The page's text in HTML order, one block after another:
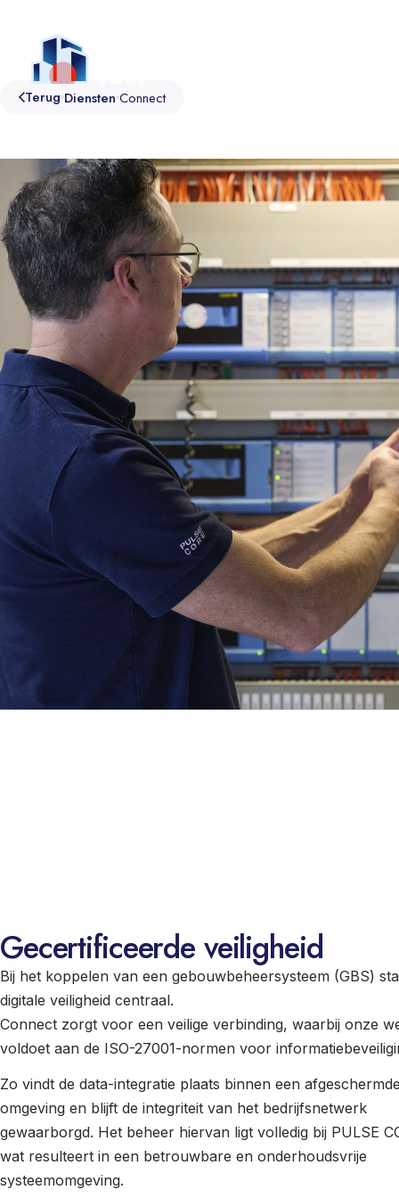
Sustainability
Comfort
Workspace
Asset Monitoring
Operation Support
Connect
Consultancy
Building Operations
Support
Onderwijs
Zorg
Kantoor
Overheid
Terug Diensten Connect
Gecertificeerde veiligheid
Bij het koppelen van een gebouwbeheersysteem (GBS)
digitale veiligheid centraal.
Connect zorgt voor een veilige verbinding, waarbij onze
voldoet aan de ISO-27001-normen voor
Zo vindt de data-integratie plaats binnen een
omgeving en blijft de integriteit van het bedrijfsnetwerk
gewaarborgd. Het beheer hiervan ligt volledig bij PULSE
wat resulteert in een betrouwbare en onderhoudsvrije
systeemomgeving.